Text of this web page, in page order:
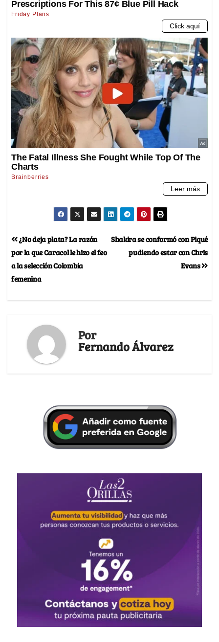
Shakira se conformó con Piqué
pudiendo estar con Chris
Evans
¿No deja plata? La razón
por la que Caracol le hizo el feo
a la selección Colombia
femenina
Por
Fernando Álvarez